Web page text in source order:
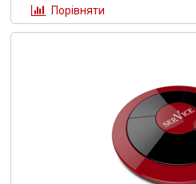
Порівняти